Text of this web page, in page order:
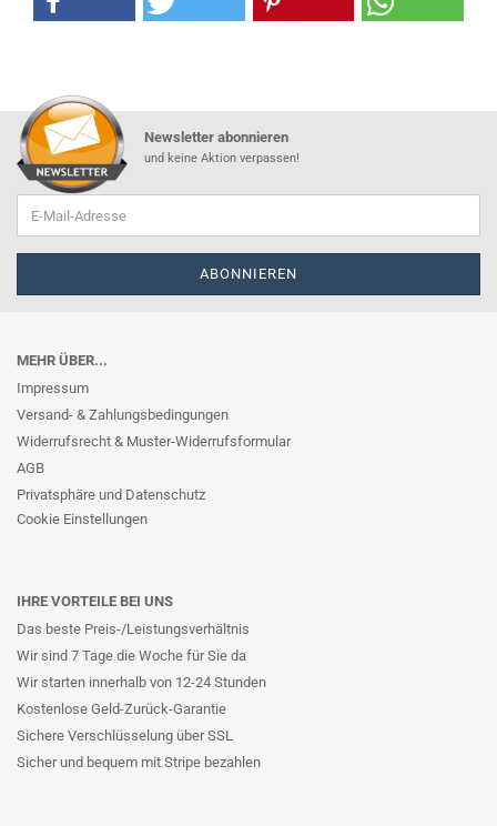
Newsletter abonnieren
und keine Aktion verpassen!
MEHR ÜBER...
Impressum
Versand- & Zahlungsbedingungen
Widerrufsrecht & Muster-Widerrufsformular
AGB
Privatsphäre und Datenschutz
Cookie Einstellungen
IHRE VORTEILE BEI UNS
Das beste Preis-/Leistungsverhältnis
Wir sind 7 Tage die Woche für Sie da
Wir starten innerhalb von 12-24 Stunden
Kostenlose Geld-Zurück-Garantie
Sichere Verschlüsselung über SSL
Sicher und bequem mit Stripe bezahlen